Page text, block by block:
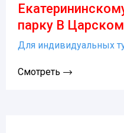
парку В
Для индивидуальных
Смотреть